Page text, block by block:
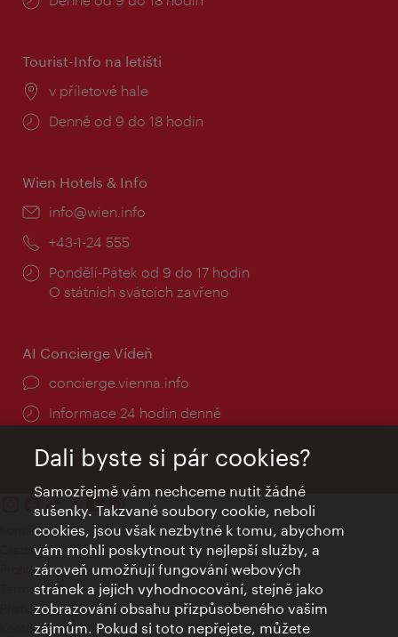
Tourist-Info na letišti
Místo:
v příletové hale
Provozní
Denně od 9 do 18 hodin
Wien Hotels & Info
E-
info@wien.info
Telefon:
+43-1-24 555
Provozní
doba:
Pondělí-Pátek od 9 do 17 hodin
O státních svátcích zavřeno
AI Concierge Vídeň
concierge.vienna.info
Informace 24 hodin denně
Kontakty
Credits
Prohlášení o ochraně osobních údajů
Terms of Use
Přístupnost
Kontakt pro tisk
Dali byste si pár cookies?
Samozřejmě vám nechceme nutit žádné
sušenky. Takzvané soubory cookie, neboli
cookies, jsou však nezbytné k tomu, abychom
vám mohli poskytnout ty nejlepší služby, a
zároveň umožňují fungování webových
stránek a jejich vyhodnocování, stejně jako
zobrazování obsahu přizpůsobeného vašim
zájmům. Pokud si toto nepřejete, můžete